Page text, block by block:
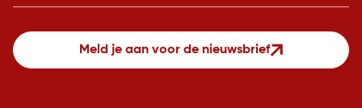
Meld je aan voor de nieuwsbrief